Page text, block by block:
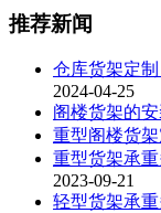
推荐新闻
仓库货架定
2024-04-25
阁楼货架的
重型阁楼货
重型货架承
2023-09-21
轻型货架承重